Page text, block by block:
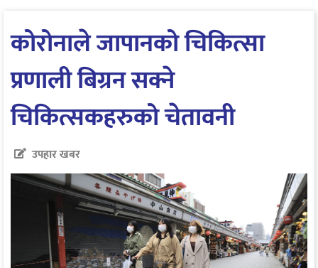
कोरोनाले जापानको चिकित्सा
प्रणाली बिग्रन सक्ने
चिकित्सकहरुको चेतावनी
उपहार खबर